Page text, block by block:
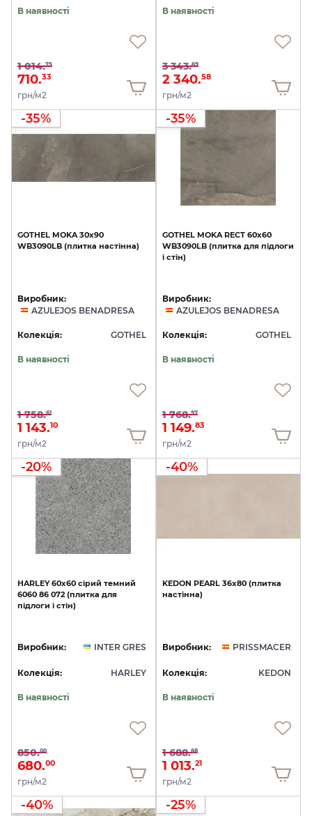
В наявності
1 014.75
710.33
грн/м2
В наявності
3 343.69
2 340.58
грн/м2
-35%
GOTHEL MOKA 30х90
WB3090LB (плитка настінна)
Виробник:
AZULEJOS BENADRESA
Колекція: GOTHEL
В наявності
1 758.61
1 143.10
грн/м2
-35%
GOTHEL MOKA RECT 60х60
WB3090LB (плитка для підлоги
і стін)
Виробник:
AZULEJOS BENADRESA
Колекція: GOTHEL
В наявності
1 768.97
1 149.83
грн/м2
-20%
HARLEY 60х60 сірий темний
6060 86 072 (плитка для
підлоги і стін)
Виробник: INTER GRES
Колекція: HARLEY
В наявності
850.00
680.00
грн/м2
-40%
KEDON PEARL 36x80 (плитка
настінна)
Виробник: PRISSMACER
Колекція: KEDON
В наявності
1 688.68
1 013.21
грн/м2
-40% -25%